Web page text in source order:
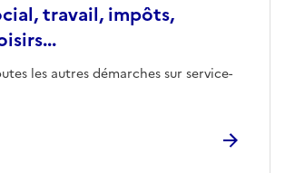
travail, impôts,
les autres démarches sur service-